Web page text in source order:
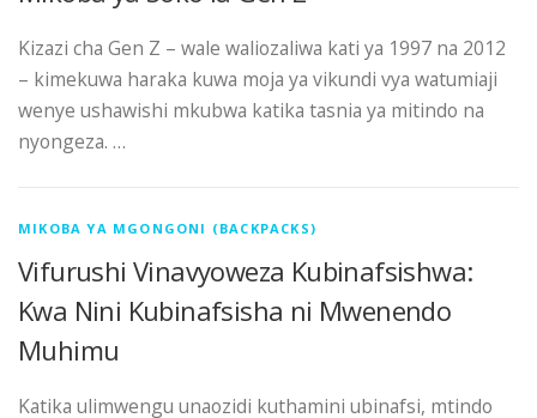
Kizazi cha Gen Z – wale waliozaliwa kati ya 1997 na 2012
– kimekuwa haraka kuwa moja ya vikundi vya watumiaji
wenye ushawishi mkubwa katika tasnia ya mitindo na
nyongeza. …
MIKOBA YA MGONGONI (BACKPACKS)
Vifurushi Vinavyoweza Kubinafsishwa:
Kwa Nini Kubinafsisha ni Mwenendo
Muhimu
Katika ulimwengu unaozidi kuthamini ubinafsi, mtindo